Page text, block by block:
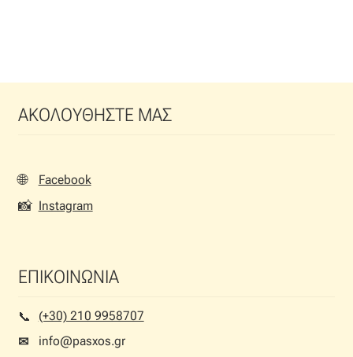
ΑΚΟΛΟΥΘΗΣΤΕ ΜΑΣ
🌐 Facebook
📸 Instagram
ΕΠΙΚΟΙΝΩΝΙΑ
📞︎
(+30) 210 9958707
✉
info@pasxos.gr